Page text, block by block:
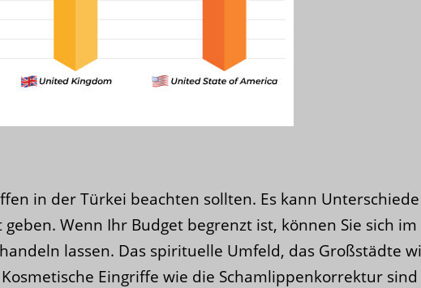
in der Türkei beachten sollten. Es kann
Wenn Ihr Budget begrenzt ist, können Sie sich im
lassen. Das spirituelle Umfeld, das Großstädte
Eingriffe wie die Schamlippenkorrektur